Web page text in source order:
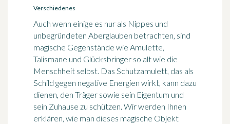
Verschiedenes
Auch wenn einige es nur als Nippes und
unbegründeten Aberglauben betrachten, sind
magische Gegenstände wie Amulette,
Talismane und Glücksbringer so alt wie die
Menschheit selbst. Das Schutzamulett, das als
Schild gegen negative Energien wirkt, kann dazu
dienen, den Träger sowie sein Eigentum und
sein Zuhause zu schützen. Wir werden Ihnen
erklären, wie man dieses magische Objekt